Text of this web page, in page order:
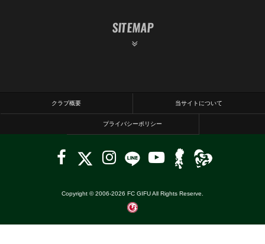
SITEMAP
クラブ概要 当サイトについて
プライバシーポリシー
Copyright © 2006-2026 FC GIFU All Rights Reserve.